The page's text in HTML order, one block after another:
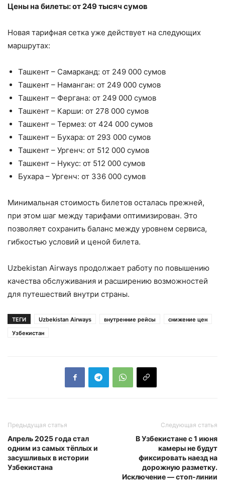
Цены на билеты: от 249 тысяч сумов
Новая тарифная сетка уже действует на следующих
маршрутах:
Ташкент – Самарканд: от 249 000 сумов
Ташкент – Наманган: от 249 000 сумов
Ташкент – Фергана: от 249 000 сумов
Ташкент – Карши: от 278 000 сумов
Ташкент – Термез: от 424 000 сумов
Ташкент – Бухара: от 293 000 сумов
Ташкент – Ургенч: от 512 000 сумов
Ташкент – Нукус: от 512 000 сумов
Бухара – Ургенч: от 336 000 сумов
Минимальная стоимость билетов осталась прежней,
при этом шаг между тарифами оптимизирован. Это
позволяет сохранить баланс между уровнем сервиса,
гибкостью условий и ценой билета.
Uzbekistan Airways продолжает работу по повышению
качества обслуживания и расширению возможностей
для путешествий внутри страны.
ТЕГИ Uzbekistan Airways внутренние рейсы
снижение цен
Узбекистан
Предыдущая статья
Апрель 2025 года стал
одним из самых тёплых и
засушливых в истории
Узбекистана
Следующая статья
В Узбекистане c 1 июня
камеры не будут
фиксировать наезд на
дорожную разметку.
Исключение — стоп-линии